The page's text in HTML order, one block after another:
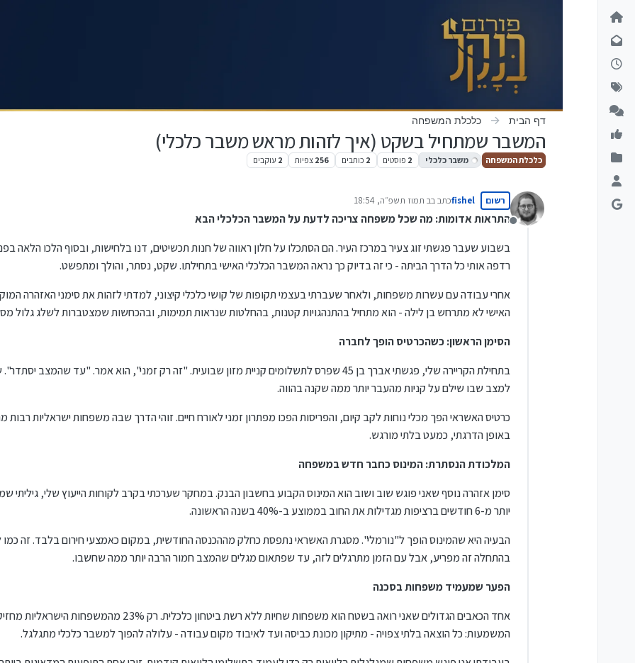
דילוג לתוכן
דף הבית כלכלת המשפחה
המשבר שמתחיל בשקט (איך לזהות מראש משבר כלכלי)
כלכלת המשפחה משבר כלכלי 2 פוסטים 2 כותבים 256 צפיות 2 עוקבים
מנותק
רשום fishelכתב בב תמוז תשפ״ה, 18:54
נערך לאחרונה על ידי
התראות אדומות: מה שכל משפחה צריכה לדעת על המשבר הכלכלי הבא
בשבוע שעבר פגשתי זוג צעיר במרכז העיר. הם הסתכלו על חלון ראווה של חנות תכשיטים, דנו בלחישות, ובסוף הלכו הלאה
רדפה אותי כל הדרך הביתה - כי זה בדיוק כך נראה המשבר הכלכלי האישי בתחילתו. שקט, נסתר, והולך ומתפשט.
אחרי עבודה עם עשרות משפחות, ולאחר שעברתי בעצמי תקופות של קושי כלכלי קיצוני, למדתי לזהות את סימני האזהרה
האישי לא מתרחש בן לילה - הוא מתחיל בהתנהגויות קטנות, בהחלטות שנראות תמימות, ובהכחשות שמצטברות לשלג גלול
הסימן הראשון: כשהכרטיס הופך לחברה
בתחילת הקריירה שלי, פגשתי אברך בן 45 שפרס לתשלומים קניית מזון שבועית. "זה רק זמני", הוא אמר. "עד
למצב שבו שילם על קניות מהעבר יותר ממה שקנה בהווה.
כרטיס האשראי הפך מכלי נוחות לקב קיום, והפריסות הפכו מפתרון זמני לאורח חיים. זוהי הדרך שבה משפחות ישראליות
באופן הדרגתי, כמעט בלתי מורגש.
המלכודת הנסתרת: המינוס כחבר חדש במשפחה
סימן אזהרה נוסף שאני פוגש שוב ושוב הוא המינוס הקבוע בחשבון הבנק. במחקר שערכתי בקרב לקוחות הייעוץ שלי, גיליתי
יותר מ-6 חודשים ברציפות מגדילות את החוב בממוצע ב-40% בשנה הראשונה.
הבעיה היא שהמינוס הופך ל"נורמלי". מסגרת האשראי נתפסת כחלק מההכנסה החודשית, במקום כאמצעי חירום בלבד. זה כמו
בהתחלה זה מפריע, אבל עם הזמן מתרגלים לזה, עד שפתאום מגלים שהמצב חמור הרבה יותר ממה שחשבו.
הפער שמעמיד משפחות בסכנה
אחד הכאבים הגדולים שאני רואה בשטח הוא משפחות שחיות ללא רשת ביטחון
המשמעות: כל הוצאה בלתי צפויה - מתיקון מכונת כביסה ועד לאיבוד מקום עבודה - עלולה להפוך למשבר כלכלי מתגלגל.